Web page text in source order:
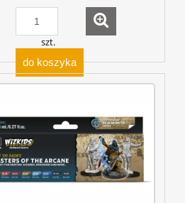
szt.
do koszyka